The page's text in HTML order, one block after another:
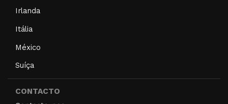
Irlanda
Itália
México
Suíça
CONTACTO